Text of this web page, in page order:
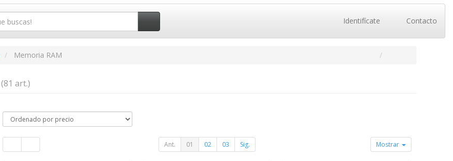
Identifícate Contacto
Memoria RAM
(81 art.)
Ant. 01 02 03 Sig. Mostrar